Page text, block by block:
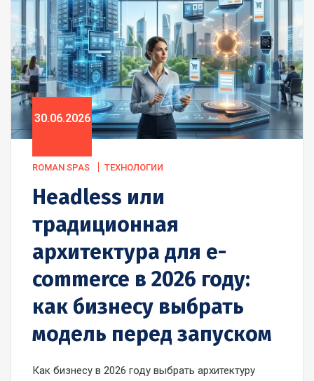
30.06.2026
ROMAN SPAS ТЕХНОЛОГИИ
Headless или
традиционная
архитектура для e-
commerce в 2026 году:
как бизнесу выбрать
модель перед запуском
Как бизнесу в 2026 году выбрать архитектуру